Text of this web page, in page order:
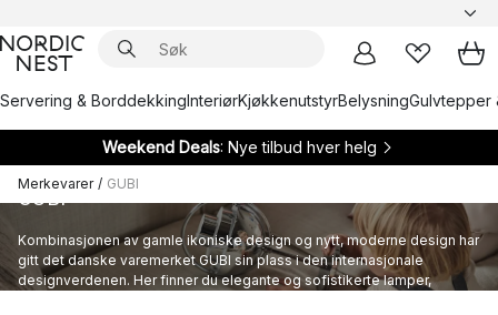
Servering & BorddekkingInteriørKjøkkenutstyrBelysningGulvtepper
Weekend Deals: Nye tilbud hver helg
Merkevarer / GUBI
GUBI
Kombinasjonen av gamle ikoniske design og nytt, moderne design har
gitt det danske varemerket GUBI sin plass i den internasjonale
designverdenen. Her finner du elegante og sofistikerte lamper,